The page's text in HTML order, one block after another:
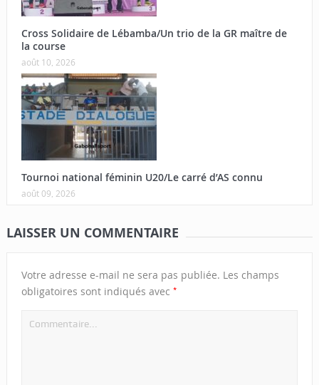
Cross Solidaire de Lébamba/Un trio de la GR maître de
la course
août 10, 2026
Tournoi national féminin U20/Le carré d’AS connu
août 09, 2026
LAISSER UN COMMENTAIRE
Votre adresse e-mail ne sera pas publiée. Les champs
obligatoires sont indiqués avec *